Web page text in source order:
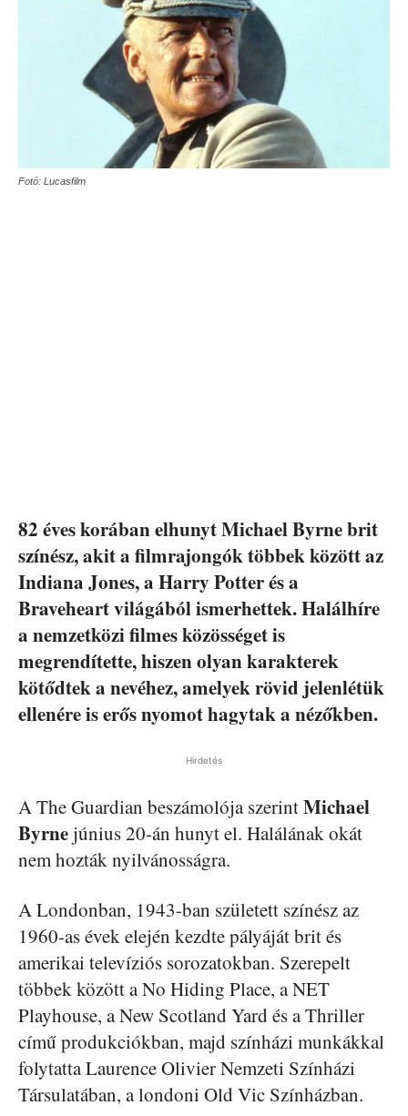
Fotó: Lucasfilm
82 éves korában elhunyt Michael Byrne brit
színész, akit a filmrajongók többek között az
Indiana Jones, a Harry Potter és a
Braveheart világából ismerhettek. Halálhíre
a nemzetközi filmes közösséget is
megrendítette, hiszen olyan karakterek
kötődtek a nevéhez, amelyek rövid jelenlétük
ellenére is erős nyomot hagytak a nézőkben.
Hirdetés
A The Guardian beszámolója szerintMichael
Byrnejúnius 20-án hunyt el. Halálának okát
nem hozták nyilvánosságra.
A Londonban, 1943-ban született színész az
1960-as évek elején kezdte pályáját brit és
amerikai televíziós sorozatokban. Szerepelt
többek között a No Hiding Place, a NET
Playhouse, a New Scotland Yard és a Thriller
című produkciókban, majd színházi munkákkal
folytatta Laurence Olivier Nemzeti Színházi
Társulatában, a londoni Old Vic Színházban.